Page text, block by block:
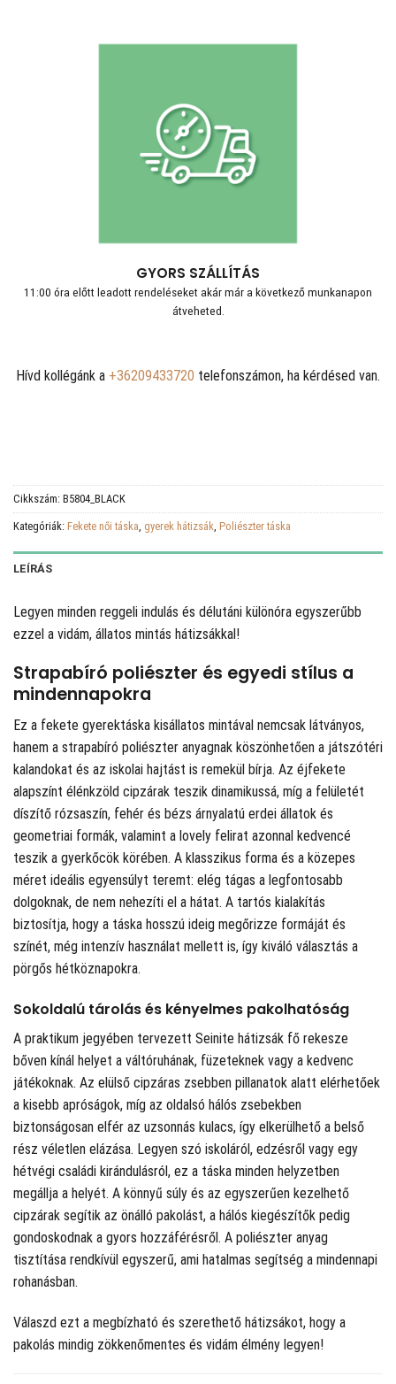
GYORS SZÁLLÍTÁS
11:00 óra előtt leadott rendeléseket akár már a következő munkanapon
átveheted.
Hívd kollégánk a +36209433720 telefonszámon, ha kérdésed van.
Cikkszám: B5804_BLACK
Kategóriák: Fekete női táska gyerek hátizsák Poliészter táska
LEÍRÁS
Legyen minden reggeli indulás és délutáni különóra egyszerűbb
ezzel a vidám, állatos mintás hátizsákkal!
Strapabíró poliészter és egyedi stílus a
mindennapokra
Ez a fekete gyerektáska kisállatos mintával nemcsak látványos,
hanem a strapabíró poliészter anyagnak köszönhetően a játszótéri
kalandokat és az iskolai hajtást is remekül bírja. Az éjfekete
alapszínt élénkzöld cipzárak teszik dinamikussá, míg a felületét
díszítő rózsaszín, fehér és bézs árnyalatú erdei állatok és
geometriai formák, valamint a lovely felirat azonnal kedvencé
teszik a gyerkőcök körében. A klasszikus forma és a közepes
méret ideális egyensúlyt teremt: elég tágas a legfontosabb
dolgoknak, de nem nehezíti el a hátat. A tartós kialakítás
biztosítja, hogy a táska hosszú ideig megőrizze formáját és
színét, még intenzív használat mellett is, így kiváló választás a
pörgős hétköznapokra.
Sokoldalú tárolás és kényelmes pakolhatóság
A praktikum jegyében tervezett Seinite hátizsák fő rekesze
bőven kínál helyet a váltóruhának, füzeteknek vagy a kedvenc
játékoknak. Az elülső cipzáras zsebben pillanatok alatt elérhetőek
a kisebb apróságok, míg az oldalsó hálós zsebekben
biztonságosan elfér az uzsonnás kulacs, így elkerülhető a belső
rész véletlen elázása. Legyen szó iskoláról, edzésről vagy egy
hétvégi családi kirándulásról, ez a táska minden helyzetben
megállja a helyét. A könnyű súly és az egyszerűen kezelhető
cipzárak segítik az önálló pakolást, a hálós kiegészítők pedig
gondoskodnak a gyors hozzáférésről. A poliészter anyag
tisztítása rendkívül egyszerű, ami hatalmas segítség a mindennapi
rohanásban.
Válaszd ezt a megbízható és szerethető hátizsákot, hogy a
pakolás mindig zökkenőmentes és vidám élmény legyen!